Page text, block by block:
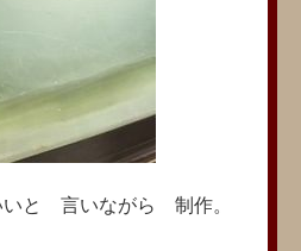
いと 言いながら 制作。